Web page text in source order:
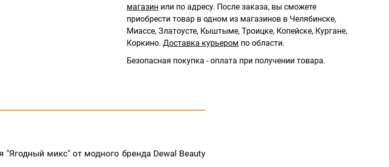
магазин или по адресу. После заказа, вы сможете
приобрести товар в одном из магазинов в Челябинске,
Миассе, Златоусте, Кыштыме, Троицке, Копейске, Кургане,
Коркино. Доставка курьером по области.
Безопасная покупка - оплата при получении товара.
"Ягодный микс" от модного бренда Dewal Beauty